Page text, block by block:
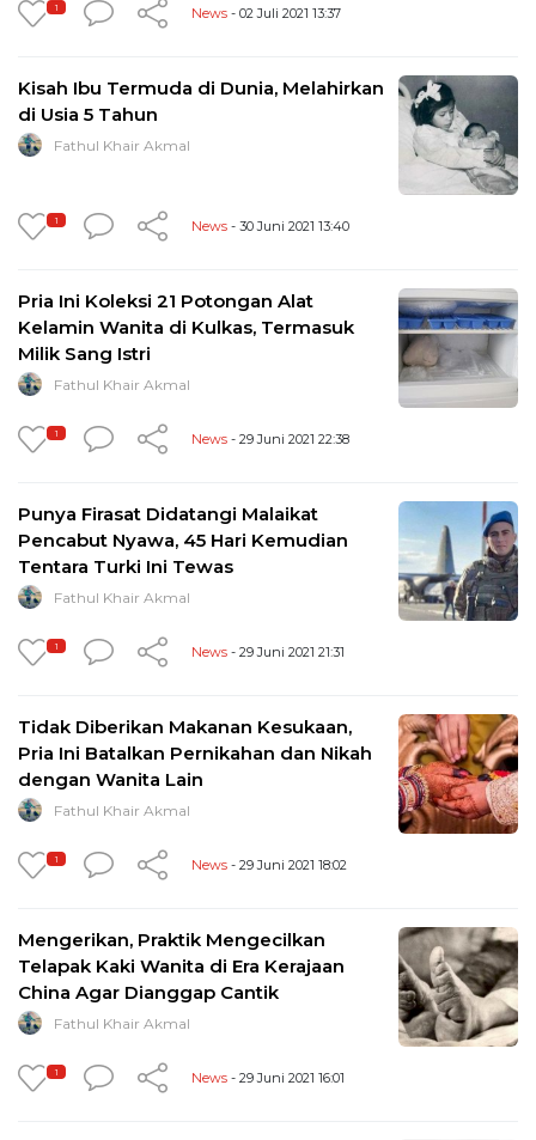
1 News - 02 Juli 2021 13:37
Kisah Ibu Termuda di Dunia, Melahirkan
di Usia 5 Tahun
Fathul Khair Akmal
1 News - 30 Juni 2021 13:40
Pria Ini Koleksi 21 Potongan Alat
Kelamin Wanita di Kulkas, Termasuk
Milik Sang Istri
Fathul Khair Akmal
1 News - 29 Juni 2021 22:38
Punya Firasat Didatangi Malaikat
Pencabut Nyawa, 45 Hari Kemudian
Tentara Turki Ini Tewas
Fathul Khair Akmal
1 News - 29 Juni 2021 21:31
Tidak Diberikan Makanan Kesukaan,
Pria Ini Batalkan Pernikahan dan Nikah
dengan Wanita Lain
Fathul Khair Akmal
1 News - 29 Juni 2021 18:02
Mengerikan, Praktik Mengecilkan
Telapak Kaki Wanita di Era Kerajaan
China Agar Dianggap Cantik
Fathul Khair Akmal
1 News - 29 Juni 2021 16:01